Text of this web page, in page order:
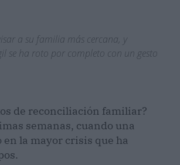
a su familia más cercana, y
se ha roto por completo con un gesto
de reconciliación familiar?
semanas, cuando una
la mayor crisis que ha